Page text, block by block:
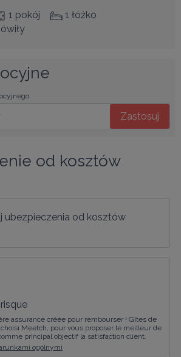
1 pokój
1 łóżko
Zastosuj
od kosztów
ubezpieczenia od kosztów
assurance créée pour rembourser ! Gîtes de
Meetch, pour vous proposer le meilleur de
principal objectif la satisfaction client.
ogólnymi